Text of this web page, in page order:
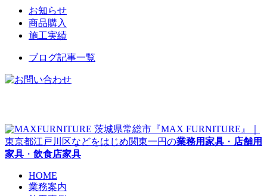
お知らせ
商品購入
施工実績
ブログ記事一覧
茨城県常総市『MAX FURNITURE』｜
東京都江戸川区などをはじめ関東一円の業務用家具 ・ 店舗用
家具 ・ 飲食店家具
HOME
業務案内